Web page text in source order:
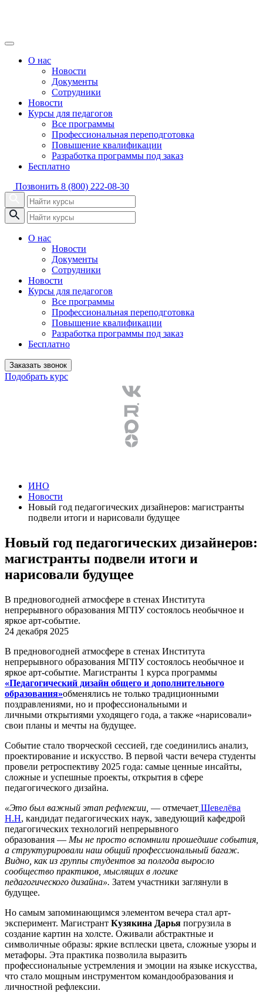
О нас
Новости
Документы
Сотрудники
Новости
Курсы для педагогов
Все программы
Профессиональная переподготовка
Повышение квалификации
Разработка программы под заказ
Бесплатно
Позвонить 8 (800) 222-08-30
О нас
Новости
Документы
Сотрудники
Новости
Курсы для педагогов
Все программы
Профессиональная переподготовка
Повышение квалификации
Разработка программы под заказ
Бесплатно
Заказать звонок
Подобрать курс
ИНО
Новости
Новый год педагогических дизайнеров: магистранты
подвели итоги и нарисовали будущее
Новый год педагогических дизайнеров:
магистранты подвели итоги и
нарисовали будущее
В предновогодней атмосфере в стенах Института
непрерывного образования МГПУ состоялось необычное и
яркое арт-событие.
24 декабря 2025
В предновогодней атмосфере в стенах Института
непрерывного образования МГПУ состоялось необычное и
яркое арт-событие. Магистранты 1 курса программы
«Педагогический дизайн общего и дополнительного
образования»обменялись не только традиционными
поздравлениями, но и профессиональными и
личными открытиями уходящего года, а также «нарисовали»
свои планы и мечты на будущее.
Событие стало творческой сессией, где соединились анализ,
проектирование и искусство. В первой части вечера студенты
провели ретроспективу 2025 года: самые ценные инсайты,
сложные и успешные проекты, открытия в сфере
педагогического дизайна.
«Это был важный этап рефлексии, — отмечает Шевелёва
Н.Н, кандидат педагогических наук, заведующий кафедрой
педагогических технологий непрерывного
образования — Мы не просто вспомнили прошедшие события,
а структурировали наш общий профессиональный багаж.
Видно, как из группы студентов за полгода выросло
сообщество практиков, мыслящих в логике
педагогического дизайна». Затем участники заглянули в
будущее.
Но самым запоминающимся элементом вечера стал арт-
эксперимент. Магистрант Кузякина Дарья погрузила в
создание картин на холсте. Оживали абстрактные и
символичные образы: яркие всплески цвета, сложные узоры и
метафоры. Эта практика позволила выразить
профессиональные устремления и эмоции на языке искусства,
что стало мощным инструментом командообразования и
личностной рефлексии.